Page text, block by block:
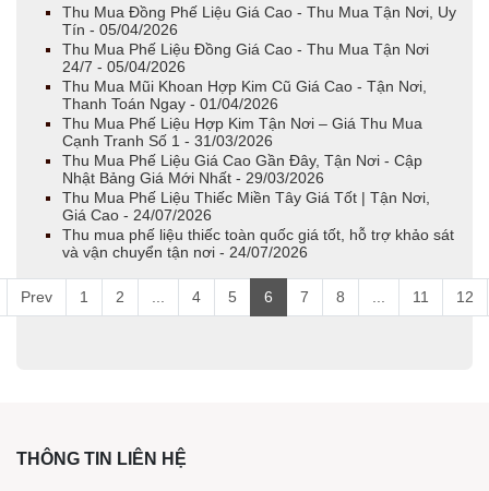
Thu Mua Đồng Phế Liệu Giá Cao - Thu Mua Tận Nơi, Uy
Tín - 05/04/2026
Thu Mua Phế Liệu Đồng Giá Cao - Thu Mua Tận Nơi
24/7 - 05/04/2026
Thu Mua Mũi Khoan Hợp Kim Cũ Giá Cao - Tận Nơi,
Thanh Toán Ngay - 01/04/2026
Thu Mua Phế Liệu Hợp Kim Tận Nơi – Giá Thu Mua
Cạnh Tranh Số 1 - 31/03/2026
Thu Mua Phế Liệu Giá Cao Gần Đây, Tận Nơi - Cập
Nhật Bảng Giá Mới Nhất - 29/03/2026
Thu Mua Phế Liệu Thiếc Miền Tây Giá Tốt | Tận Nơi,
Giá Cao - 24/07/2026
Thu mua phế liệu thiếc toàn quốc giá tốt, hỗ trợ khảo sát
và vận chuyển tận nơi - 24/07/2026
Prev 1 2 4 5 6 7 8 11 12
THÔNG TIN LIÊN HỆ